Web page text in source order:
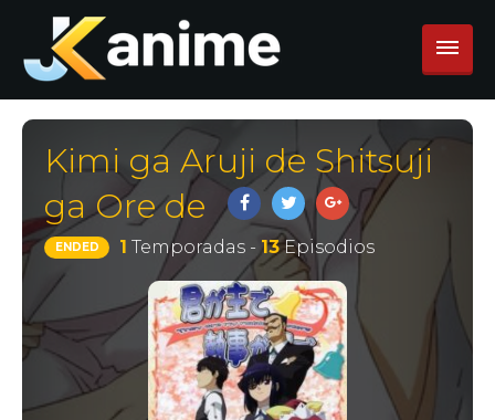
Kimi ga Aruji de Shitsuji
ga Ore de
ENDED 1 Temporadas - 13Episodios